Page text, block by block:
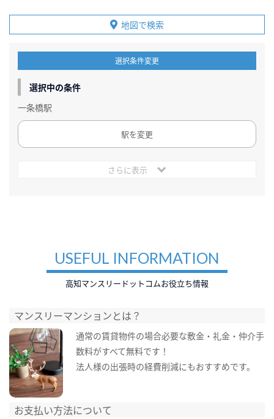
地図で検索
選択条件変更
選択中の条件
一条橋駅
駅を変更
さらに表示
USEFUL INFORMATION
高知マンスリードットコムお役立ち情報
マンスリーマンションとは？
通常の賃貸物件の場合必要な敷金・礼金・仲介手
数料がすべて無料です！
法人様の出張時の経費削減にもおすすめです。
お支払い方法について